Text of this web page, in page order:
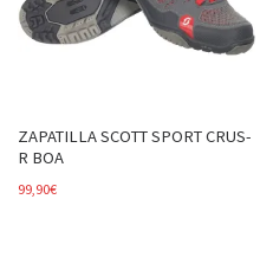
ZAPATILLA SCOTT SPORT CRUS-
R BOA
99,90€